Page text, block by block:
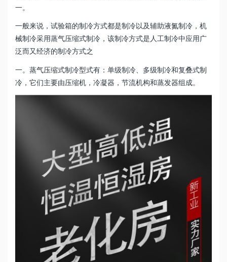
一。
一般来说，试验箱的制冷方式都是制冷以及辅助液氮制冷，机
械制冷采用蒸气压缩式制冷，该制冷方式是人工制冷中应用广
泛而又经济的制冷方式之
一。蒸气压缩式制冷型式有：单级制冷、多级制冷和复叠式制
冷，它们主要由压缩机，冷凝器，节流机构和蒸发器组成。